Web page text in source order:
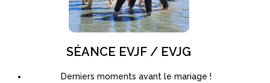
SÉANCE EVJF / EVJG
Derniers moments avant le mariage !